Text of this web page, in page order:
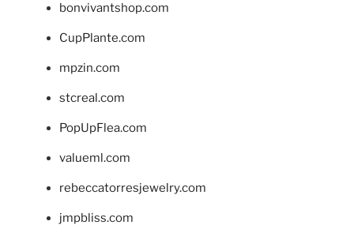
bonvivantshop.com
CupPlante.com
mpzin.com
stcreal.com
PopUpFlea.com
valueml.com
rebeccatorresjewelry.com
jmpbliss.com